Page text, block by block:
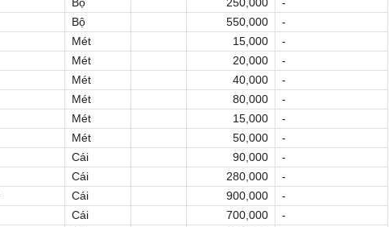
Bộ 550,000
-
Mét 15,000
-
Mét 20,000
-
Mét 40,000
-
Mét 80,000
-
Mét 15,000
-
Mét 50,000
-
Cái 90,000
-
Cái 280,000
-
Cái 900,000
-
Cái 700,000
-